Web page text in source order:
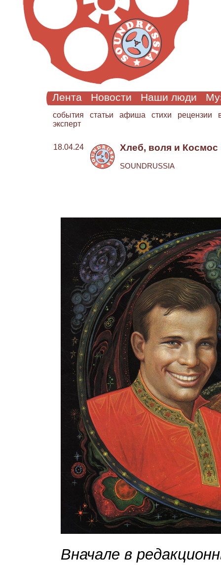
Лента Новости Наши люди
cобытия статьи афиша стихи рецензии
эксперт
18.04.24 Хлеб, воля и Космос
SOUNDRUSSIA
Вначале в